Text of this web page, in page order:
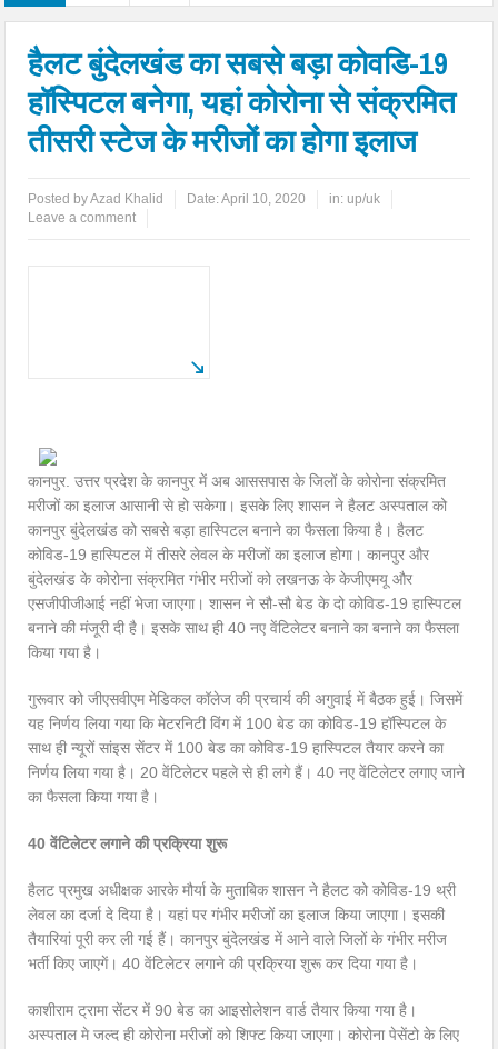
हैलट बुंदेलखंड का सबसे बड़ा कोवडि-19
हॉस्पिटल बनेगा, यहां कोरोना से संक्रमित
तीसरी स्टेज के मरीजों का होगा इलाज
Posted byAzad Khalid Date:April 10, 2020 in: up/uk
Leave a comment
कानपुर. उत्तर प्रदेश के कानपुर में अब आससपास के जिलों के कोरोना संक्रमित
मरीजों का इलाज आसानी से हो सकेगा। इसके लिए शासन ने हैलट अस्पताल को
कानपुर बुंदेलखंड को सबसे बड़ा हास्पिटल बनाने का फैसला किया है। हैलट
कोविड-19 हास्पिटल में तीसरे लेवल के मरीजों का इलाज होगा। कानपुर और
बुंदेलखंड के कोरोना संक्रमित गंभीर मरीजों को लखनऊ के केजीएमयू और
एसजीपीजीआई नहीं भेजा जाएगा। शासन ने सौ-सौ बेड के दो कोविड-19 हास्पिटल
बनाने की मंजूरी दी है। इसके साथ ही 40 नए वेंटिलेटर बनाने का बनाने का फैसला
किया गया है।
गुरूवार को जीएसवीएम मेडिकल कॉलेज की प्रचार्य की अगुवाई में बैठक हुई। जिसमें
यह निर्णय लिया गया कि मेटरनिटी विंग में 100 बेड का कोविड-19 हॉस्पिटल के
साथ ही न्यूरों सांइस सेंटर में 100 बेड का कोविड-19 हास्पिटल तैयार करने का
निर्णय लिया गया है। 20 वेंटिलेटर पहले से ही लगे हैं। 40 नए वेंटिलेटर लगाए जाने
का फैसला किया गया है।
40 वेंटिलेटर लगाने की प्रक्रिया शुरू
हैलट प्रमुख अधीक्षक आरके मौर्या के मुताबिक शासन ने हैलट को कोविड-19 थ्री
लेवल का दर्जा दे दिया है। यहां पर गंभीर मरीजों का इलाज किया जाएगा। इसकी
तैयारियां पूरी कर ली गई हैं। कानपुर बुंदेलखंड में आने वाले जिलों के गंभीर मरीज
भर्ती किए जाएगें। 40 वेंटिलेटर लगाने की प्रक्रिया शुरू कर दिया गया है।
काशीराम ट्रामा सेंटर में 90 बेड का आइसोलेशन वार्ड तैयार किया गया है।
अस्पताल मे जल्द ही कोरोना मरीजों को शिफ्ट किया जाएगा। कोरोना पेसेंटो के लिए